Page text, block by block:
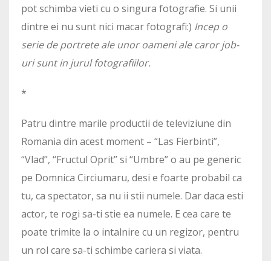
pot schimba vieti cu o singura fotografie. Si unii
dintre ei nu sunt nici macar fotografi:) Incep o
serie de portrete ale unor oameni ale caror job-
uri sunt in jurul fotografiilor.
*
Patru dintre marile productii de televiziune din
Romania din acest moment – “Las Fierbinti”,
“Vlad”, “Fructul Oprit” si “Umbre” o au pe generic
pe Domnica Circiumaru, desi e foarte probabil ca
tu, ca spectator, sa nu ii stii numele. Dar daca esti
actor, te rogi sa-ti stie ea numele. E cea care te
poate trimite la o intalnire cu un regizor, pentru
un rol care sa-ti schimbe cariera si viata.